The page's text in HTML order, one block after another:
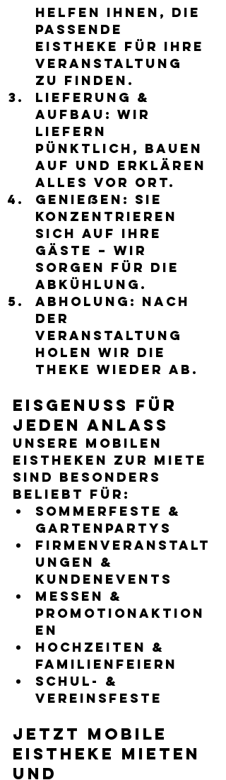
helfen Ihnen, die
passende
Eistheke für Ihre
Veranstaltung
zu finden.
Lieferung &
Aufbau: Wir
liefern
pünktlich, bauen
auf und erklären
alles vor Ort.
Genießen: Sie
konzentrieren
sich auf Ihre
Gäste – wir
sorgen für die
Abkühlung.
Abholung: Nach
der
Veranstaltung
holen wir die
Theke wieder ab.
Eisgenuss für
jeden Anlass
Unsere mobilen
Eistheken zur Miete
sind besonders
beliebt für:
Sommerfeste &
Gartenpartys
Firmenveranstalt
ungen &
Kundenevents
Messen &
Promotionaktion
en
Hochzeiten &
Familienfeiern
Schul- &
Vereinsfeste
Jetzt mobile
Eistheke mieten
und